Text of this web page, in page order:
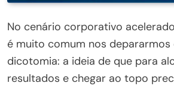
No cenário corporativo
é muito comum nos depararmos
dicotomia: a ideia de que para
resultados e chegar ao topo